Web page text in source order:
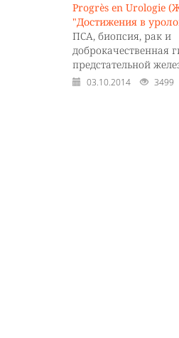
Progrès en Urologie
"Достижения в
ПСА, биопсия, рак и
доброкачественная
предстательной
03.10.2014 3499